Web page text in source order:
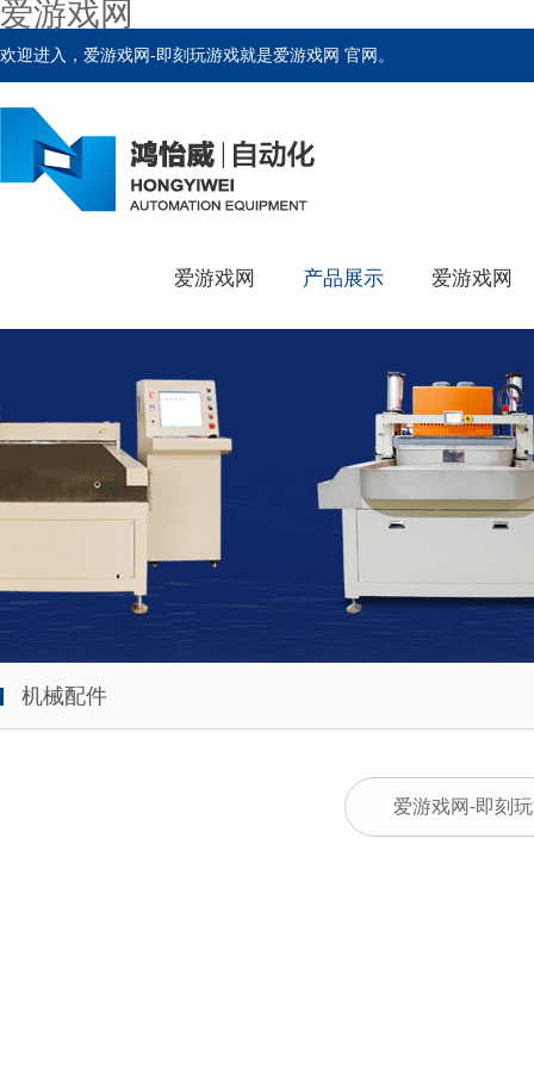
爱游戏网
欢迎进入，爱游戏网-即刻玩游戏就是爱游戏网 官网。
爱游戏网 产品展示 爱游戏网
机械配件
爱游戏网-即刻